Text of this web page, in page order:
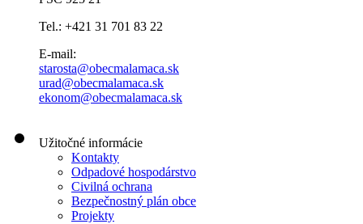
Tel.: +421 31 701 83 22
E-mail:
starosta@obecmalamaca.sk
urad@obecmalamaca.sk
ekonom@obecmalamaca.sk
Užitočné informácie
Kontakty
Odpadové hospodárstvo
Civilná ochrana
Bezpečnostný plán obce
Projekty